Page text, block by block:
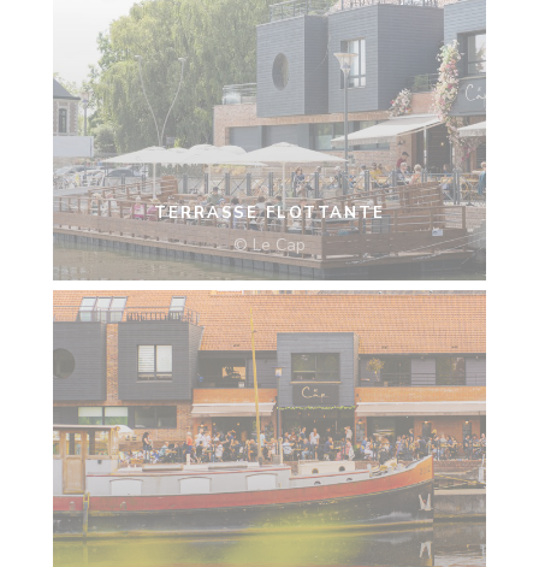
TERRASSE FLOTTANTE
© Le Cap